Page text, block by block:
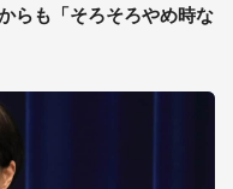
らも「そろそろやめ時な